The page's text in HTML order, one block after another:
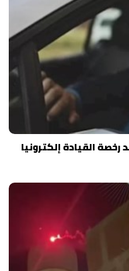
القيادة إلكترونيا